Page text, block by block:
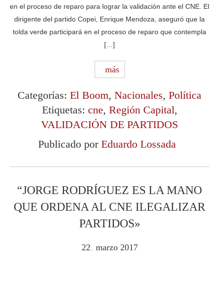
en el proceso de reparo para lograr la validación ante el CNE. El
dirigente del partido Copei, Enrique Mendoza, aseguró que la
tolda verde participará en el proceso de reparo que contempla
[…]
más
Categorías: El Boom, Nacionales, Política
Etiquetas: cne, Región Capital,
VALIDACIÓN DE PARTIDOS
Publicado por Eduardo Lossada
“JORGE RODRÍGUEZ ES LA MANO
QUE ORDENA AL CNE ILEGALIZAR
PARTIDOS»
22 . marzo 2017